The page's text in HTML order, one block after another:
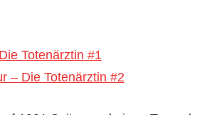
Totenärztin #1
– Die Totenärztin #2